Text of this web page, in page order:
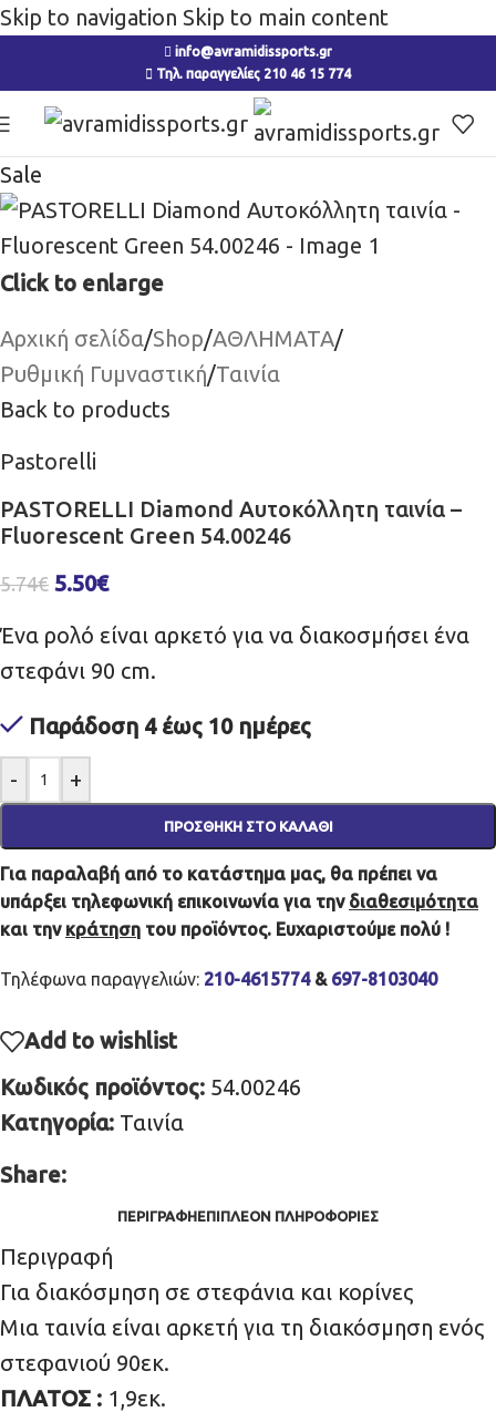
Skip to navigation Skip to main content
info@avramidissports.gr
Τηλ. παραγγελίες 210 46 15 774
Sale
Click to enlarge
Αρχική σελίδα/Shop/ΑΘΛΗΜΑΤΑ/
Ρυθμική Γυμναστική/Ταινία
Back to products
Pastorelli
PASTORELLI Diamond Αυτοκόλλητη ταινία –
Fluorescent Green 54.00246
5.74€ 5.50€
Ένα ρολό είναι αρκετό για να διακοσμήσει ένα
στεφάνι 90 cm.
Παράδοση 4 έως 10 ημέρες
- +
ΠΡΟΣΘΉΚΗ ΣΤΟ ΚΑΛΆΘΙ
Για παραλαβή από το κατάστημα μας, θα πρέπει να
υπάρξει τηλεφωνική επικοινωνία για την διαθεσιμότητα
και την κράτηση του προϊόντος. Ευχαριστούμε πολύ !
Τηλέφωνα παραγγελιών: 210-4615774& 697-8103040
Add to wishlist
Κωδικός προϊόντος: 54.00246
Κατηγορία: Ταινία
Share:
ΠΕΡΙΓΡΑΦΉΕΠΙΠΛΈΟΝ ΠΛΗΡΟΦΟΡΊΕΣ
Περιγραφή
Για διακόσμηση σε στεφάνια και κορίνες
Μια ταινία είναι αρκετή για τη διακόσμηση ενός
στεφανιού 90εκ.
ΠΛΑΤΟΣ : 1,9εκ.